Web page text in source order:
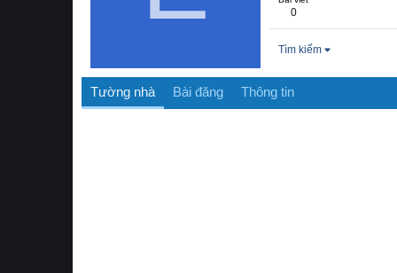
0
Tìm kiếm
Tường nhà Bài đăng Thông tin